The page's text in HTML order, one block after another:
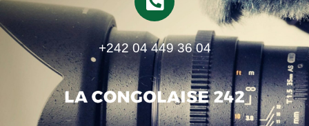
+242 04 449 36 04